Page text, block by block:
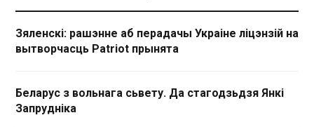
Зяленскі: рашэнне аб перадачы Украіне ліцэнзій на
вытворчасць Patriot прынята
Беларус з вольнага сьвету. Да стагодзьдзя Янкі
Запрудніка